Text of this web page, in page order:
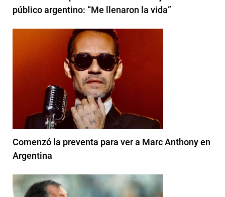
público argentino: “Me llenaron la vida”
Comenzó la preventa para ver a Marc Anthony en
Argentina